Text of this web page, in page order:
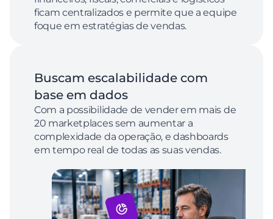
ficam centralizados e permite que a equipe
foque em estratégias de vendas.
Buscam escalabilidade com
base em dados
Com a possibilidade de vender em mais de
20 marketplaces sem aumentar a
complexidade da operação, e dashboards
em tempo real de todas as suas vendas.